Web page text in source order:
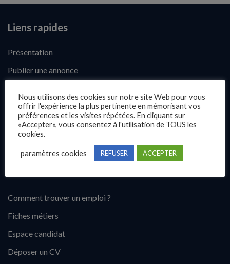
Liens rapides
Présentation
Publier une annonce
Questions fréquentes
Blog
Comment trouver un emploi ?
Fiches métiers
Espace candidat
Déposer un CV
Nous utilisons des cookies sur notre site Web pour vous
offrir l'expérience la plus pertinente en mémorisant vos
préférences et les visites répétées. En cliquant sur
«Accepter», vous consentez à l'utilisation de TOUS les
cookies.
paramètres cookies REFUSER ACCEPTER